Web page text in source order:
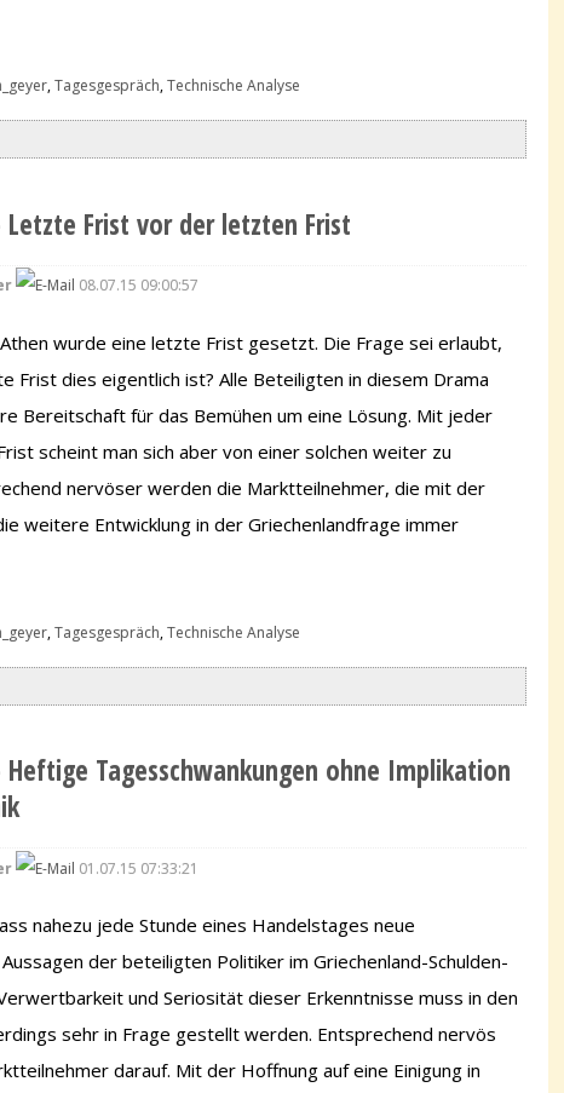
,Tagesgespräch,Technische Analyse
Letzte Frist vor der letzten Frist
08.07.15 09:00:57
wurde eine letzte Frist gesetzt. Die Frage sei erlaubt,
Frist dies eigentlich ist? Alle Beteiligten in diesem Drama
Bereitschaft für das Bemühen um eine Lösung. Mit jeder
scheint man sich aber von einer solchen weiter zu
nervöser werden die Marktteilnehmer, die mit der
weitere Entwicklung in der Griechenlandfrage immer
,Tagesgespräch,Technische Analyse
Heftige Tagesschwankungen ohne Implikation
01.07.15 07:33:21
nahezu jede Stunde eines Handelstages neue
der beteiligten Politiker im Griechenland-Schulden-
und Seriosität dieser Erkenntnisse muss in den
sehr in Frage gestellt werden. Entsprechend nervös
darauf. Mit der Hoffnung auf eine Einigung in